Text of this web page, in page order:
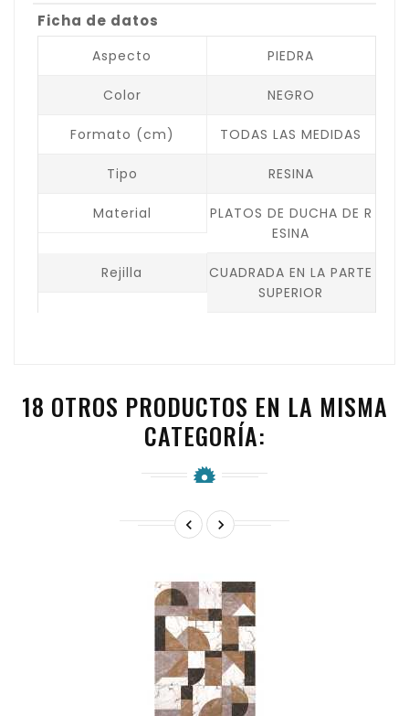
Ficha de datos
Aspecto PIEDRA
Color NEGRO
Formato (cm) TODAS LAS MEDIDAS
Tipo RESINA
Material
PLATOS DE DUCHA DE R
ESINA
Rejilla
CUADRADA EN LA PARTE
SUPERIOR
18 OTROS PRODUCTOS EN LA MISMA
CATEGORÍA:
 